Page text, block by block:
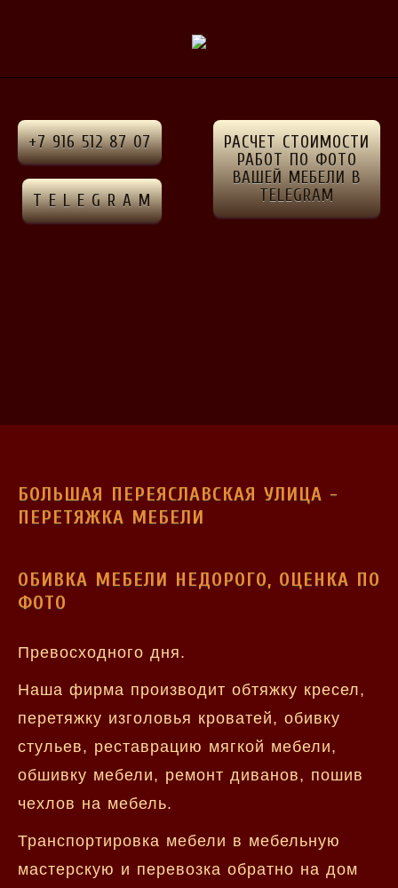
+7 916 512 87 07
T E L E G R A M
РАСЧЕТ СТОИМОСТИ
РАБОТ ПО ФОТО
ВАШЕЙ МЕБЕЛИ В
TELEGRAM
БОЛЬШАЯ ПЕРЕЯСЛАВСКАЯ УЛИЦА -
ПЕРЕТЯЖКА МЕБЕЛИ
ОБИВКА МЕБЕЛИ НЕДОРОГО, ОЦЕНКА ПО
ФОТО
Превосходного дня.
Наша фирма производит обтяжку кресел,
перетяжку изголовья кроватей, обивку
стульев, реставрацию мягкой мебели,
обшивку мебели, ремонт диванов, пошив
чехлов на мебель.
Транспортировка мебели в мебельную
мастерскую и перевозка обратно на дом